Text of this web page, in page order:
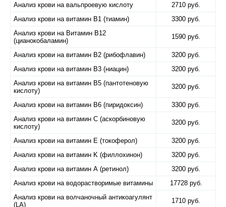
Анализ крови на вальпроевую кислоту
2710 руб.
Анализ крови на витамин B1 (тиамин)
3300 руб.
Анализ крови на Витамин B12
(цианокобаламин)
1590 руб.
Анализ крови на витамин B2 (рибофлавин)
3200 руб.
Анализ крови на витамин B3 (ниацин)
3200 руб.
Анализ крови на витамин B5 (пантотеновую
кислоту)
3200 руб.
Анализ крови на витамин B6 (пиридоксин)
3300 руб.
Анализ крови на витамин C (аскорбиновую
кислоту)
3200 руб.
Анализ крови на витамин E (токоферол)
3200 руб.
Анализ крови на витамин K (филлохинон)
3200 руб.
Анализ крови на витамин А (ретинол)
3200 руб.
Анализ крови на водорастворимые витамины
17728 руб.
Анализ крови на волчаночный антикоагулянт
(LA)
1710 руб.